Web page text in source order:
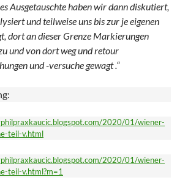
Ausgetauschte haben wir dann diskutiert,
und teilweise uns bis zur je eigenen
dort an dieser Grenze Markierungen
und von dort weg und retour
und -versuche gewagt .“
2020/01/wiener-
teil-v.html
2020/01/wiener-
teil-v.html?m=1